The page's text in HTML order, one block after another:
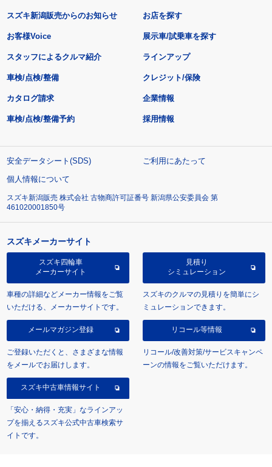
スズキ新潟販売からのお知らせ
お客様Voice
スタッフによるクルマ紹介
お店を探す
展示車/試乗車を探す
ラインアップ
車検/点検/整備 クレジット/保険
カタログ請求
車検/点検/整備予約
企業情報
採用情報
安全データシート(SDS)
ご利用にあたって
個人情報について
スズキ新潟販売 株式会社 古物商許可証番号 新潟県公安委員会 第
461020001850号
スズキメーカーサイト
スズキ四輪車
メーカーサイト
車種の詳細などメーカー情報をご覧
いただける、メーカーサイトです。
見積り
シミュレーション
スズキのクルマの見積りを簡単にシ
ミュレーションできます。
メールマガジン登録
ご登録いただくと、さまざまな情報
をメールでお届けします。
リコール等情報
リコール/改善対策/サービスキャンペ
ーンの情報をご覧いただけます。
スズキ中古車情報サイト
「安心・納得・充実」なラインアッ
プを揃えるスズキ公式中古車検索サ
イトです。